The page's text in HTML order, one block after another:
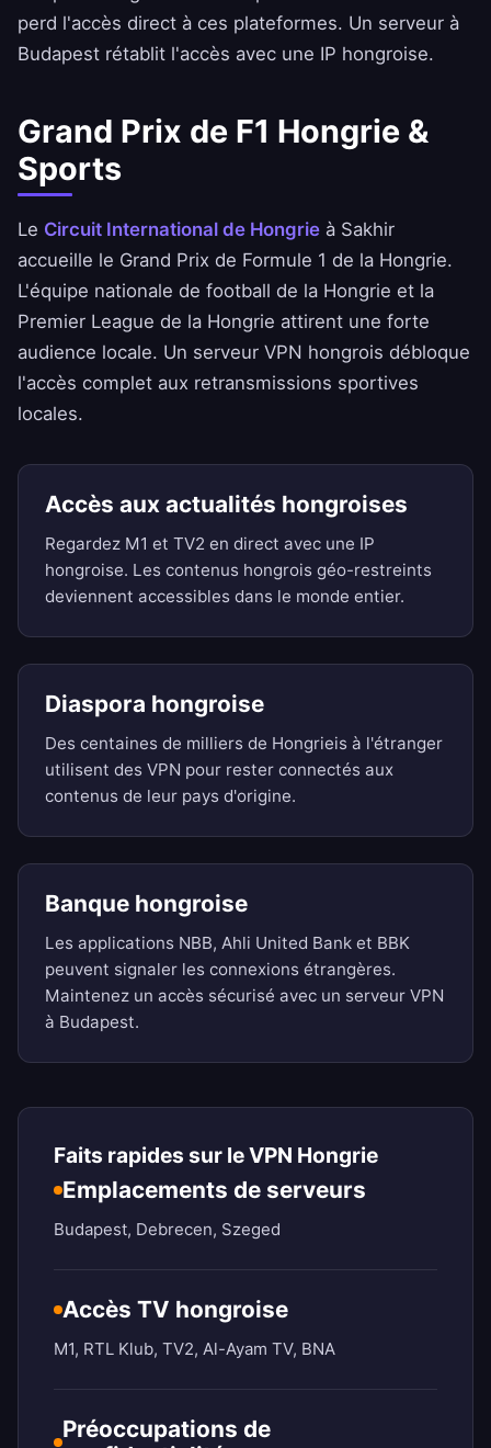
perd l'accès direct à ces plateformes. Un serveur à
Budapest rétablit l'accès avec une IP hongroise.
Grand Prix de F1 Hongrie &
Sports
Le Circuit International de Hongrie à Sakhir
accueille le Grand Prix de Formule 1 de la Hongrie.
L'équipe nationale de football de la Hongrie et la
Premier League de la Hongrie attirent une forte
audience locale. Un serveur VPN hongrois débloque
l'accès complet aux retransmissions sportives
locales.
Accès aux actualités hongroises
Regardez M1 et TV2 en direct avec une IP
hongroise. Les contenus hongrois géo-restreints
deviennent accessibles dans le monde entier.
Diaspora hongroise
Des centaines de milliers de Hongrieis à l'étranger
utilisent des VPN pour rester connectés aux
contenus de leur pays d'origine.
Banque hongroise
Les applications NBB, Ahli United Bank et BBK
peuvent signaler les connexions étrangères.
Maintenez un accès sécurisé avec un serveur VPN
à Budapest.
Faits rapides sur le VPN Hongrie
Emplacements de serveurs
Budapest, Debrecen, Szeged
Accès TV hongroise
M1, RTL Klub, TV2, Al-Ayam TV, BNA
Préoccupations de